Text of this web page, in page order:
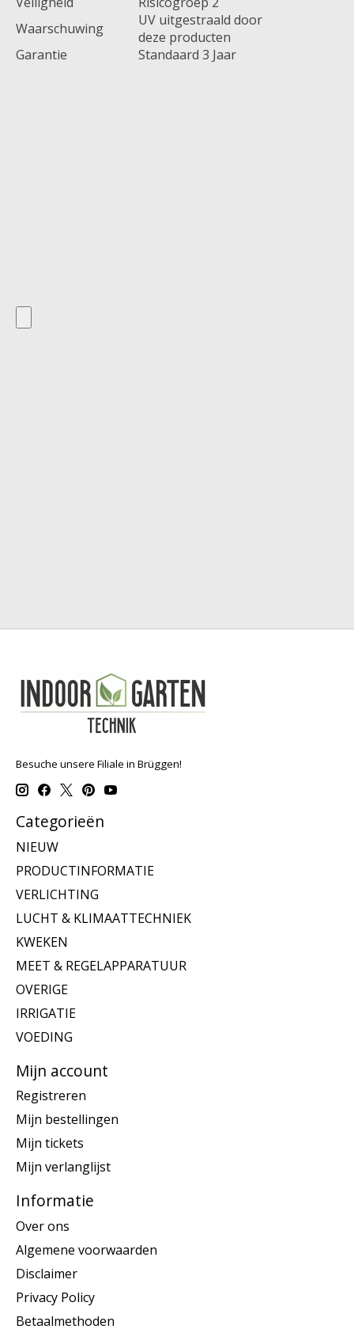
Waarschuwing
UV uitgestraald door
deze producten
Garantie
Standaard 3 Jaar
Besuche unsere Filiale in Brüggen!
Categorieën
NIEUW
PRODUCTINFORMATIE
VERLICHTING
LUCHT & KLIMAATTECHNIEK
KWEKEN
MEET & REGELAPPARATUUR
OVERIGE
IRRIGATIE
VOEDING
Mijn account
Registreren
Mijn bestellingen
Mijn tickets
Mijn verlanglijst
Informatie
Over ons
Algemene voorwaarden
Disclaimer
Privacy Policy
Betaalmethoden